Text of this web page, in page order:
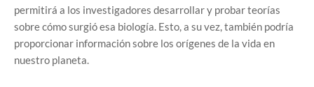
permitirá a los investigadores desarrollar y probar teorías
sobre cómo surgió esa biología. Esto, a su vez, también podría
proporcionar información sobre los orígenes de la vida en
nuestro planeta.